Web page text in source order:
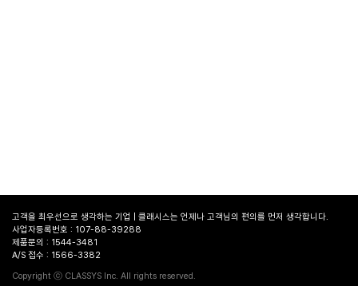
고객을 최우선으로 생각하는 기업 | 클래시스는 언제나 고객님의 편의를 먼저 생각합니다.
사업자등록번호 : 107-88-39288
제품문의 : 1544-3481
A/S 접수 : 1566-3382
Copyright ⓒ CLASSYS Inc. All rights reserved.